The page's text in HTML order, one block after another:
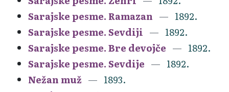
Sarajske pesme. Ramazan
1892.
Sarajske pesme. Sevdiji
1892.
Sarajske pesme. Bre devojče
1892.
Sarajske pesme. Sevdije
1892.
Nežan muž
1893.